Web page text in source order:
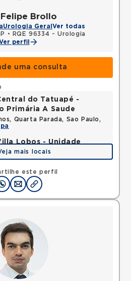
Felipe Brollo
Urologia Geral Ver todas
•
RQE 96334 - Urologia
perfil
uma consulta
este perfil
do Tatuapé -
Primária A Saude
Quarta Parada, Sao Paulo,
Lobos - Unidade
Sao Paulo, SP, 03117000 •
mais locais